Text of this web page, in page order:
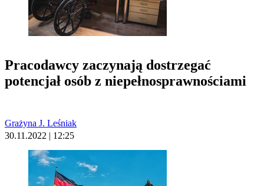
Pracodawcy zaczynają dostrzegać
potencjał osób z niepełnosprawnościami
Grażyna J. Leśniak
30.11.2022 | 12:25